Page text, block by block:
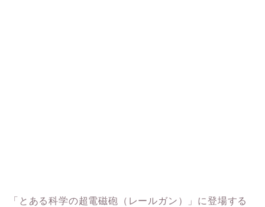
「とある科学の超電磁砲（レールガン）」に登場する